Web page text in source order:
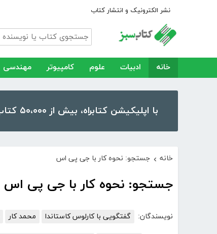
نشر الکترونیک و انتشار کتاب
خانه ادبیات علوم کامپیوتر مهندسی
با اپلیکیشن کتابراه، بیش از ۵۰،۰۰۰ کتاب، کتاب صوتی و رمان را در موبایل و تبلت خود داشته باشید!
خانه › جستجو: نحوه کار با جی پی اس
جستجو: نحوه کار با جی پی اس
نویسندگان: گفتگویی با کارلوس کاستاندا محمد کار